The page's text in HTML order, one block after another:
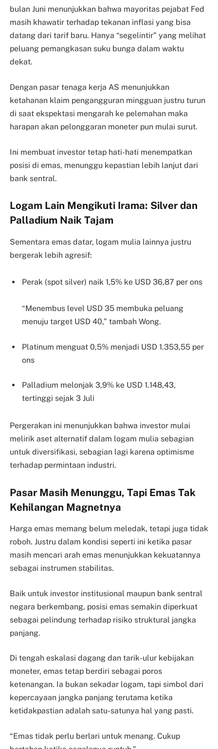
bulan Juni menunjukkan bahwa mayoritas pejabat Fed
masih khawatir terhadap tekanan inflasi yang bisa
datang dari tarif baru. Hanya “segelintir” yang melihat
peluang pemangkasan suku bunga dalam waktu
dekat.
Dengan pasar tenaga kerja AS menunjukkan
ketahanan klaim pengangguran mingguan justru turun
di saat ekspektasi mengarah ke pelemahan maka
harapan akan pelonggaran moneter pun mulai surut.
Ini membuat investor tetap hati-hati menempatkan
posisi di emas, menunggu kepastian lebih lanjut dari
bank sentral.
Logam Lain Mengikuti Irama: Silver dan
Palladium Naik Tajam
Sementara emas datar, logam mulia lainnya justru
bergerak lebih agresif:
Perak (spot silver) naik 1,5% ke USD 36,87 per ons
“Menembus level USD 35 membuka peluang
menuju target USD 40,” tambah Wong.
Platinum menguat 0,5% menjadi USD 1.353,55 per
ons
Palladium melonjak 3,9% ke USD 1.148,43,
tertinggi sejak 3 Juli
Pergerakan ini menunjukkan bahwa investor mulai
melirik aset alternatif dalam logam mulia sebagian
untuk diversifikasi, sebagian lagi karena optimisme
terhadap permintaan industri.
Pasar Masih Menunggu, Tapi Emas Tak
Kehilangan Magnetnya
Harga emas memang belum meledak, tetapi juga tidak
roboh. Justru dalam kondisi seperti ini ketika pasar
masih mencari arah emas menunjukkan kekuatannya
sebagai instrumen stabilitas.
Baik untuk investor institusional maupun bank sentral
negara berkembang, posisi emas semakin diperkuat
sebagai pelindung terhadap risiko struktural jangka
panjang.
Di tengah eskalasi dagang dan tarik-ulur kebijakan
moneter, emas tetap berdiri sebagai poros
ketenangan. Ia bukan sekadar logam, tapi simbol dari
kepercayaan jangka panjang terutama ketika
ketidakpastian adalah satu-satunya hal yang pasti.
“Emas tidak perlu berlari untuk menang. Cukup